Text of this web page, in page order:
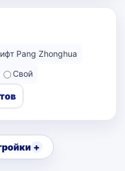
Pang Zhonghua
Свой